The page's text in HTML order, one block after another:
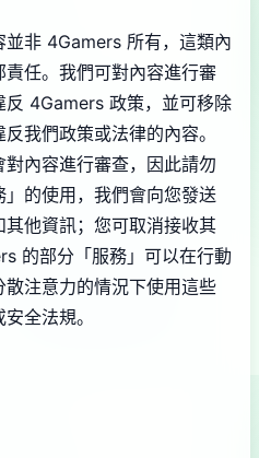
並非 4Gamers 所有，這類內
任。我們可對內容進行審
4Gamers 政策，並可移除
我們政策或法律的內容。
內容進行審查，因此請勿
的使用，我們會向您發送
他資訊；您可取消接收其
的部分「服務」可以在行動
注意力的情況下使用這些
全法規。